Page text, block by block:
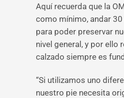
Aquí recuerda que la
como mínimo, andar
para poder preservar
nivel general, y por ello
calzado siempre es
“Si utilizamos uno
nuestro pie necesita